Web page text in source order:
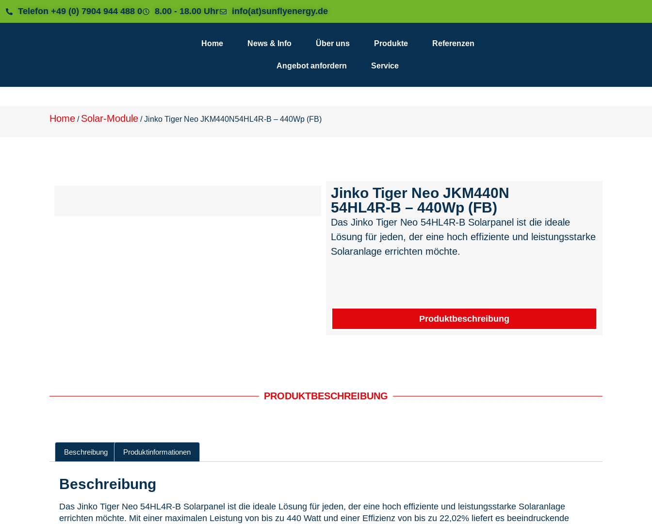
Telefon +49 (0) 7904 944 488 0 8.00 - 18.00 Uhr info(at)sunflyenergy.de
Home News & Info Über uns Produkte Referenzen
Angebot anfordern Service
Home / Solar-Module /Jinko Tiger Neo JKM440N54HL4R-B – 440Wp (FB)
Jinko Tiger Neo JKM440N
54HL4R-B – 440Wp (FB)
Das Jinko Tiger Neo 54HL4R-B Solarpanel ist die ideale
Lösung für jeden, der eine hoch effiziente und leistungsstarke
Solaranlage errichten möchte.
Produktbeschreibung
PRODUKTBESCHREIBUNG
Beschreibung Produktinformationen
Beschreibung
Das Jinko Tiger Neo 54HL4R-B Solarpanel ist die ideale Lösung für jeden, der eine hoch effiziente und leistungsstarke Solaranlage
errichten möchte. Mit einer maximalen Leistung von bis zu 440 Watt und einer Effizienz von bis zu 22,02% liefert es beeindruckende